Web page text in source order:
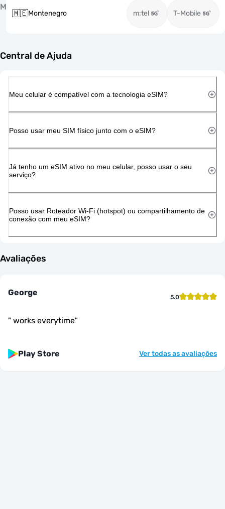
M
🇲🇪Montenegro m:tel T-Mobile
Central de Ajuda
Meu celular é compatível com a tecnologia eSIM?
Posso usar meu SIM físico junto com o eSIM?
Já tenho um eSIM ativo no meu celular, posso usar o seu
serviço?
Posso usar Roteador Wi-Fi (hotspot) ou compartilhamento de
conexão com meu eSIM?
Avaliações
George 5.0
" works everytime"
Play Store Ver todas as avaliações